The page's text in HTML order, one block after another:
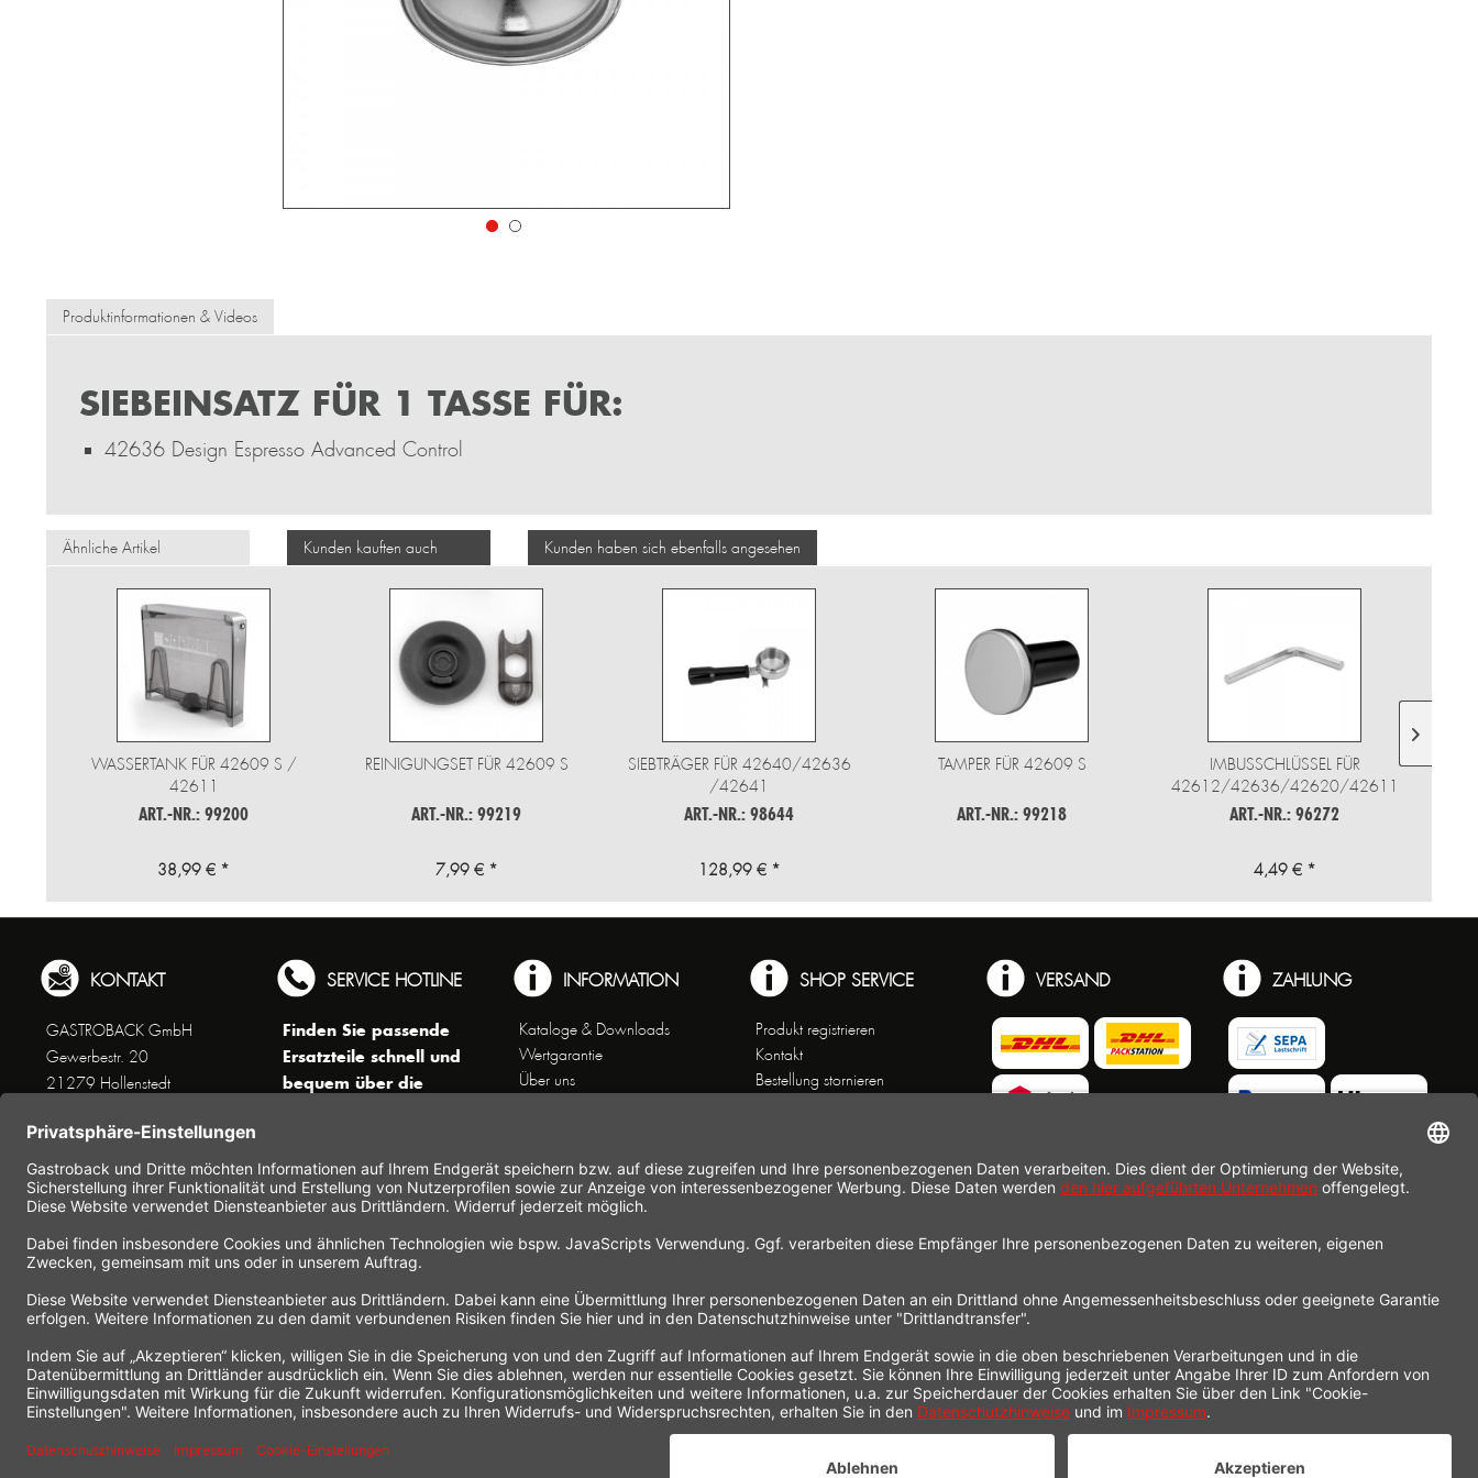
Produktinformationen & Videos
SIEBEINSATZ FÜR 1 TASSE FÜR:
42636 Design Espresso Advanced Control
Ähnliche Artikel Kunden kauften auch Kunden haben sich ebenfalls angesehen
WASSERTANK FÜR 42609 S /
42611
ART.-NR.: 99200
38,99 € *
REINIGUNGSET FÜR 42609 S
ART.-NR.: 99219
7,99 € *
SIEBTRÄGER FÜR 42640/42636
/42641
ART.-NR.: 98644
128,99 € *
TAMPER FÜR 42609 S
ART.-NR.: 99218
IMBUSSCHLÜSSEL FÜR
42612/42636/42620/42611
ART.-NR.: 96272
4,49 € *
KONTAKT
GASTROBACK GmbH
Gewerbestr. 20
21279 Hollenstedt
SERVICE HOTLINE
Finden Sie passende
Ersatzteile schnell und
bequem über die
erreichen Sie telefonisch
Dienstags bis Donnerstags von
10 bis 16 Uhr (außer an
Feiertagen) unter Telefon +49
(0) 41 65 / 22 25 - 0
Nutzen Sie unser
Kontaktformular für eine
schnelle und einfache
Kontaktaufnahme.
INFORMATION
Kataloge & Downloads
Wertgarantie
Über uns
Affiliate-Partnerprogramm
Themenwelten
Handelsvertretungen
Geschäftsbedingungen
Hinweise zur
Elektroaltgeräteentsorgung
Impressum
SHOP SERVICE
Produkt registrieren
Kontakt
Bestellung stornieren
Widerrufsformular
VERSAND ZAHLUNG